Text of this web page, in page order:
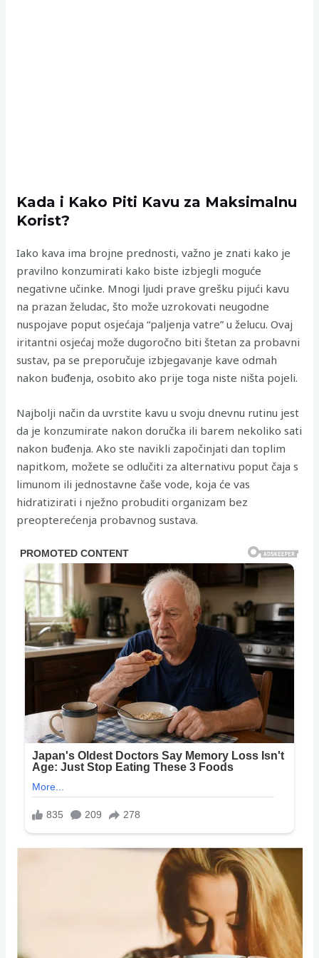
Kada i Kako Piti Kavu za Maksimalnu
Korist?
Iako kava ima brojne prednosti, važno je znati kako je
pravilno konzumirati kako biste izbjegli moguće
negativne učinke. Mnogi ljudi prave grešku pijući kavu
na prazan želudac, što može uzrokovati neugodne
nuspojave poput osjećaja “paljenja vatre” u želucu. Ovaj
iritantni osjećaj može dugoročno biti štetan za probavni
sustav, pa se preporučuje izbjegavanje kave odmah
nakon buđenja, osobito ako prije toga niste ništa pojeli.
Najbolji način da uvrstite kavu u svoju dnevnu rutinu jest
da je konzumirate nakon doručka ili barem nekoliko sati
nakon buđenja. Ako ste navikli započinjati dan toplim
napitkom, možete se odlučiti za alternativu poput čaja s
limunom ili jednostavne čaše vode, koja će vas
hidratizirati i nježno probuditi organizam bez
preopterećenja probavnog sustava.